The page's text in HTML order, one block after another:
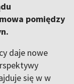
pomiędzy
daje nowe
się w w